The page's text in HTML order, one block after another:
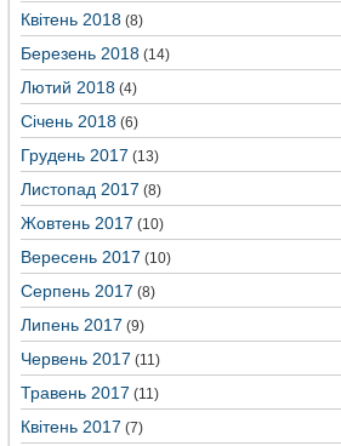
Квітень 2018 (8)
Березень 2018 (14)
Лютий 2018 (4)
Січень 2018 (6)
Грудень 2017 (13)
Листопад 2017 (8)
Жовтень 2017 (10)
Вересень 2017 (10)
Серпень 2017 (8)
Липень 2017 (9)
Червень 2017 (11)
Травень 2017 (11)
Квітень 2017 (7)